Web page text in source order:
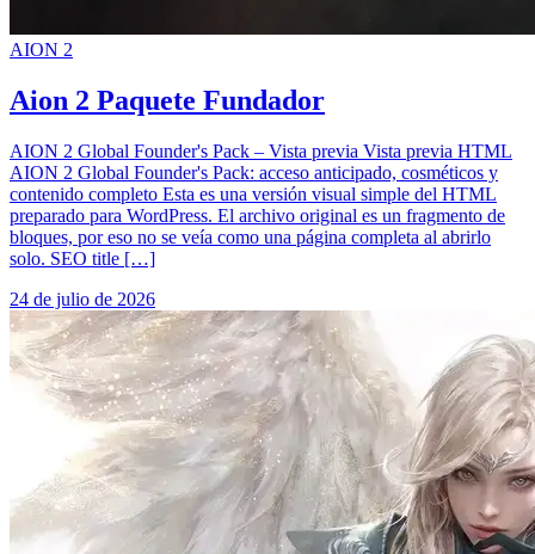
AION 2
Aion 2 Paquete Fundador
AION 2 Global Founder's Pack – Vista previa Vista previa HTML
AION 2 Global Founder's Pack: acceso anticipado, cosméticos y
contenido completo Esta es una versión visual simple del HTML
preparado para WordPress. El archivo original es un fragmento de
bloques, por eso no se veía como una página completa al abrirlo
solo. SEO title […]
24 de julio de 2026